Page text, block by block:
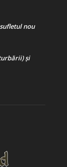
nou
şi